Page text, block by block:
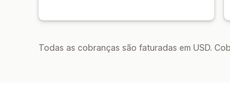
Todas as cobranças são faturadas em USD.